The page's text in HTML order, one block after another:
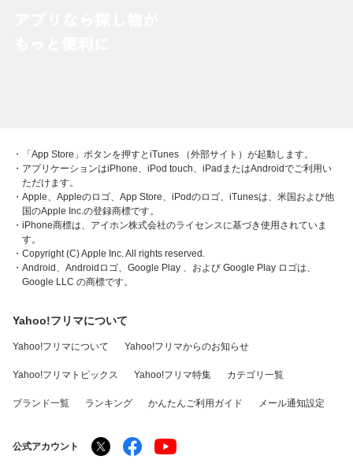
・「App Store」ボタンを押すとiTunes （外部サイト）が起動します。
・アプリケーションはiPhone、iPod touch、iPadまたはAndroidでご利用い
ただけます。
・Apple、Appleのロゴ、App Store、iPodのロゴ、iTunesは、米国および他
国のApple Inc.の登録商標です。
・iPhone商標は、アイホン株式会社のライセンスに基づき使用されていま
す。
・Copyright (C) Apple Inc. All rights reserved.
・Android、Androidロゴ、Google Play 、および Google Play ロゴは、
Google LLC の商標です。
Yahoo!フリマについて
Yahoo!フリマについて Yahoo!フリマからのお知らせ
Yahoo!フリマトピックス Yahoo!フリマ特集 カテゴリ一覧
ブランド一覧 ランキング かんたんご利用ガイド メール通知設定
公式アカウント